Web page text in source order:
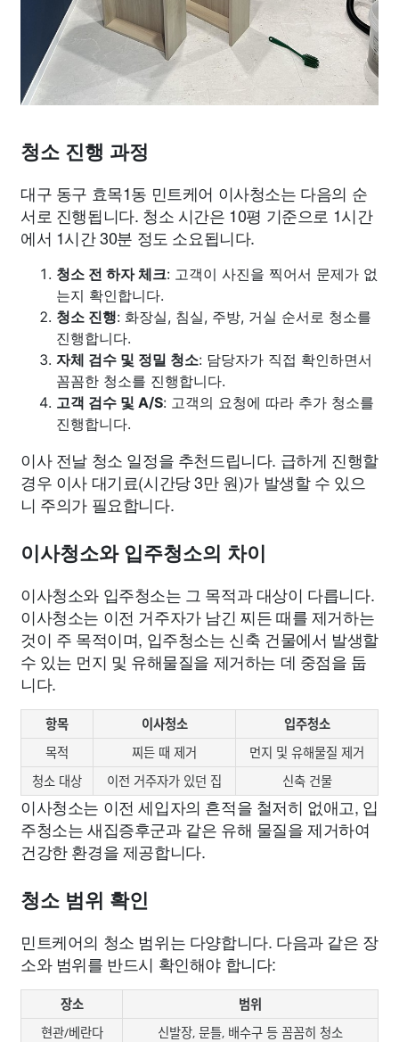
청소 진행 과정
대구 동구 효목1동 민트케어 이사청소는 다음의 순
서로 진행됩니다. 청소 시간은 10평 기준으로 1시간
에서 1시간 30분 정도 소요됩니다.
청소 전 하자 체크: 고객이 사진을 찍어서 문제가 없
는지 확인합니다.
청소 진행: 화장실, 침실, 주방, 거실 순서로 청소를
진행합니다.
자체 검수 및 정밀 청소: 담당자가 직접 확인하면서
꼼꼼한 청소를 진행합니다.
고객 검수 및 A/S: 고객의 요청에 따라 추가 청소를
진행합니다.
이사 전날 청소 일정을 추천드립니다. 급하게 진행할
경우 이사 대기료(시간당 3만 원)가 발생할 수 있으
니 주의가 필요합니다.
이사청소와 입주청소의 차이
이사청소와 입주청소는 그 목적과 대상이 다릅니다.
이사청소는 이전 거주자가 남긴 찌든 때를 제거하는
것이 주 목적이며, 입주청소는 신축 건물에서 발생할
수 있는 먼지 및 유해물질을 제거하는 데 중점을 둡
니다.
항목 이사청소
입주청소
목적
찌든 때 제거
먼지 및 유해물질 제거
청소 대상
이전 거주자가 있던 집 신축 건물
이사청소는 이전 세입자의 흔적을 철저히 없애고, 입
주청소는 새집증후군과 같은 유해 물질을 제거하여
건강한 환경을 제공합니다.
청소 범위 확인
민트케어의 청소 범위는 다양합니다. 다음과 같은 장
소와 범위를 반드시 확인해야 합니다:
장소
범위
현관/베란다
신발장, 문틀, 배수구 등 꼼꼼히 청소